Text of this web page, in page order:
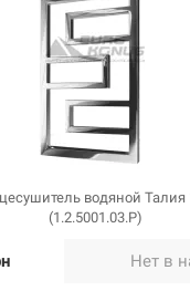
водяной
(1.2.5001.03.P)
Нет в